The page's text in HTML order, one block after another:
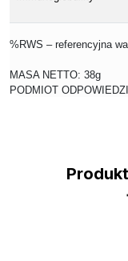
%RWS – referencyjna
MASA NETTO: 38g
PODMIOT